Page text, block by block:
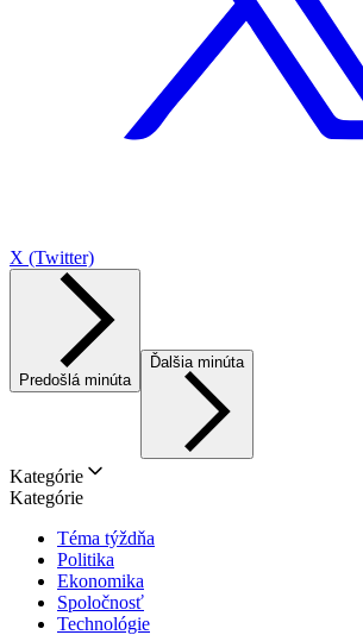
X (Twitter)
Predošlá minúta
Ďalšia minúta
Kategórie
Kategórie
Téma týždňa
Politika
Ekonomika
Spoločnosť
Technológie